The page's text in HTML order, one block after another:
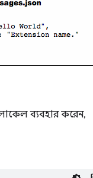
ব্যবহার করেন,